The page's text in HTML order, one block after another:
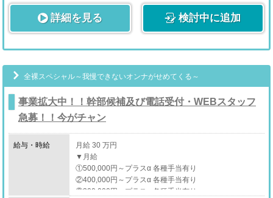
いか等細かくヒアリングして解決に導きます。
います。
・売上管理
媒体アクセスや費用対効果など、無駄がないか日々管理
しています。
・営業戦略立案
新規数やリピート数を伸ばすためイベントや企画を考え
て実行します。
・会議出席
グループなので、各店のスタッフが集まって月一回程度
≪アクセス≫
JR 西船橋駅の南口より徒歩5分
武線、京葉線あります。
京成 西船駅より徒歩10分
詳細を見る 検討中に追加
全裸スペシャル～我慢できないオンナがせめてくる～
事業拡大中！！幹部候補及び電話受付・WEBスタッフ
急募！！今がチャン
給与・時給
月給 30 万円
▼月給
①500,000円～プラスα 各種手当有り
②400,000円～プラスα 各種手当有り
③300,000円～プラスα 各種手当有り